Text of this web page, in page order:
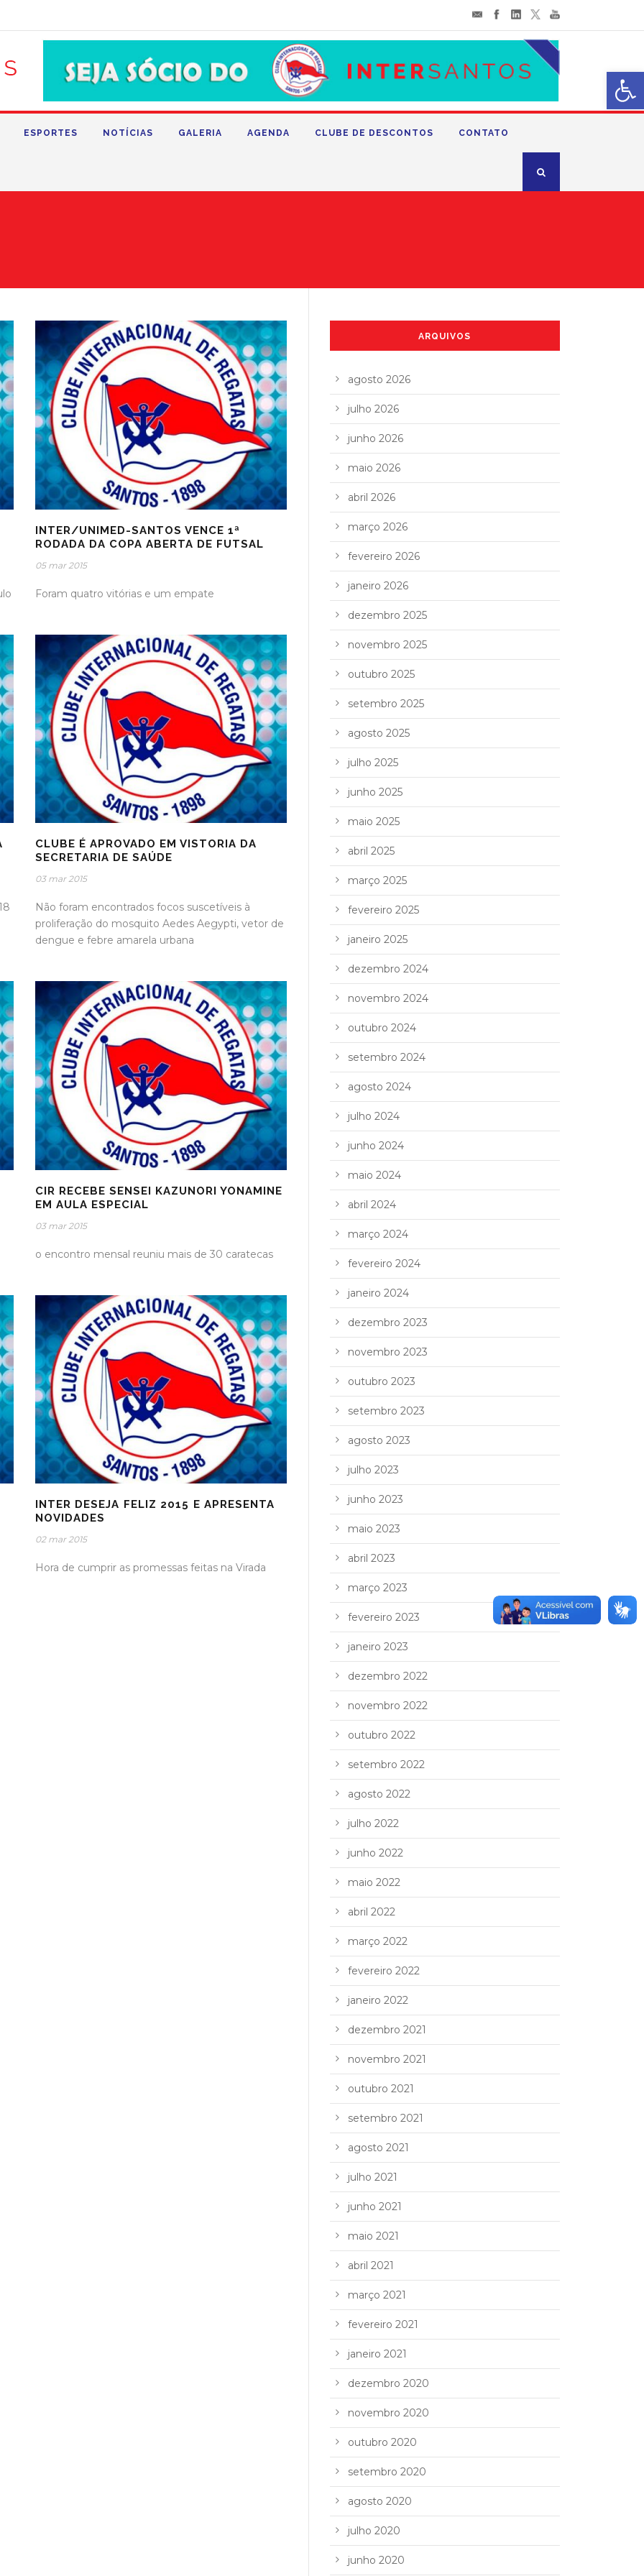
ESPORTES NOTÍCIAS GALERIA AGENDA CLUBE DE DESCONTOS CONTATO
INTER/UNIMED-SANTOS VENCE 1ª
RODADA DA COPA ABERTA DE FUTSAL
05 mar 2015
Foram quatro vitórias e um empate
CLUBE É APROVADO EM VISTORIA DA
SECRETARIA DE SAÚDE
03 mar 2015
Não foram encontrados focos suscetíveis à
proliferação do mosquito Aedes Aegypti, vetor de
dengue e febre amarela urbana
CIR RECEBE SENSEI KAZUNORI YONAMINE
EM AULA ESPECIAL
03 mar 2015
o encontro mensal reuniu mais de 30 caratecas
INTER DESEJA FELIZ 2015 E APRESENTA
NOVIDADES
02 mar 2015
Hora de cumprir as promessas feitas na Virada
ARQUIVOS
agosto 2026
julho 2026
junho 2026
maio 2026
abril 2026
março 2026
fevereiro 2026
janeiro 2026
dezembro 2025
novembro 2025
outubro 2025
setembro 2025
agosto 2025
julho 2025
junho 2025
maio 2025
abril 2025
março 2025
fevereiro 2025
janeiro 2025
dezembro 2024
novembro 2024
outubro 2024
setembro 2024
agosto 2024
julho 2024
junho 2024
maio 2024
abril 2024
março 2024
fevereiro 2024
janeiro 2024
dezembro 2023
novembro 2023
outubro 2023
setembro 2023
agosto 2023
julho 2023
junho 2023
maio 2023
abril 2023
março 2023
fevereiro 2023
janeiro 2023
dezembro 2022
novembro 2022
outubro 2022
setembro 2022
agosto 2022
julho 2022
junho 2022
maio 2022
abril 2022
março 2022
fevereiro 2022
janeiro 2022
dezembro 2021
novembro 2021
outubro 2021
setembro 2021
agosto 2021
julho 2021
junho 2021
maio 2021
abril 2021
março 2021
fevereiro 2021
janeiro 2021
dezembro 2020
novembro 2020
outubro 2020
setembro 2020
agosto 2020
julho 2020
junho 2020
Abrir